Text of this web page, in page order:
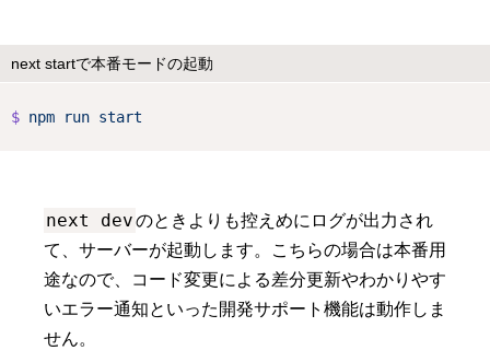
next startで本番モードの起動
$ npm run start
next devのときよりも控えめにログが出力され
て、サーバーが起動します。こちらの場合は本番用
途なので、コード変更による差分更新やわかりやす
いエラー通知といった開発サポート機能は動作しま
せん。